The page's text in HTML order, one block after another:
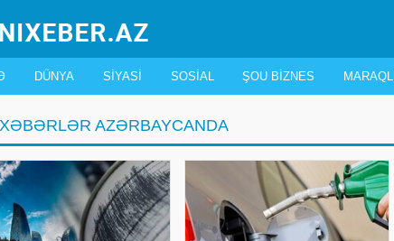
DÜNYA SIYASI SOSIAL ŞOU BIZNES MARAQLI
AZƏRBAYCANDA